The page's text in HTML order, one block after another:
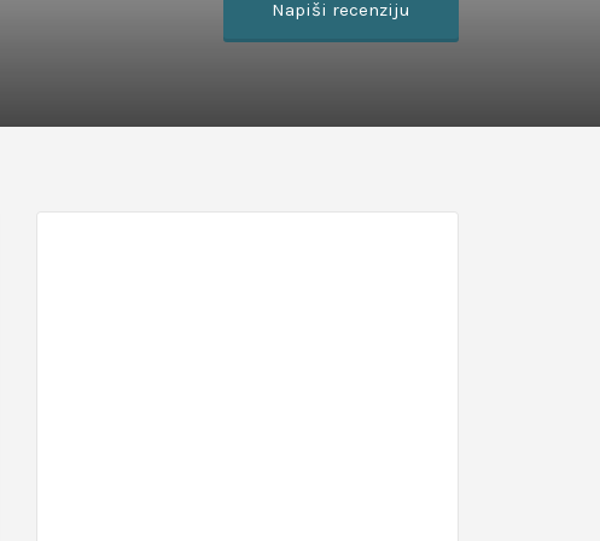
Napiši recenziju